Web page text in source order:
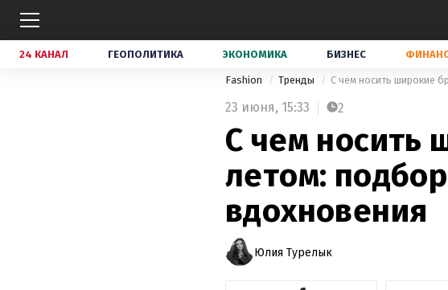
24 КАНАЛ ГЕОПОЛИТИКА ЭКОНОМИКА БИЗНЕС
Fashion Тренды С чем носить широкие
23 июня, 15:33 2
С чем носить
летом:
вдохновения
Юлия Турелык